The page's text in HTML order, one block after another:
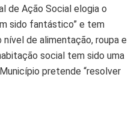
de Ação Social elogia o
sido fantástico” e tem
de alimentação, roupa e
social tem sido uma
pretende “resolver